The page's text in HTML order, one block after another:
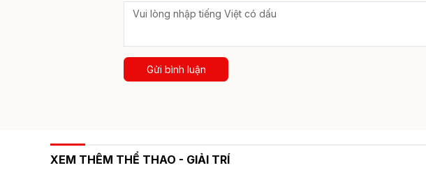
Gửi bình luận
XEM THÊM THỂ THAO - GIẢI TRÍ